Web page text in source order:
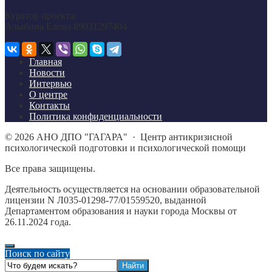
Главная
Новости
Интервью
О центре
Контакты
Политика конфиденциальности
© 2026 АНО ДПО "ГАГАРА" · Центр антикризисной
психологической подготовки и психологической помощи
Все права защищены.
Деятельность осуществляется на основании образовательной
лицензии N Л035-01298-77/01559520, выданной
Департаментом образования и науки города Москвы от
26.11.2024 года.
Поиск по сайту